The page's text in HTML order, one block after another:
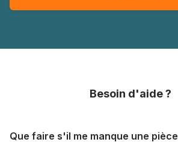
Besoin d'aide ?
Que faire s'il me manque une pièce